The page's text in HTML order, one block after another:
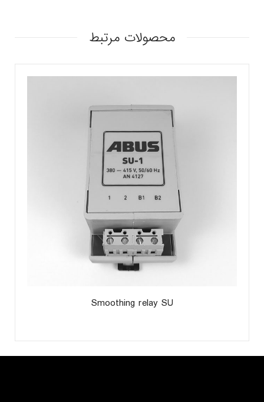
محصولات مرتبط
Smoothing relay SU